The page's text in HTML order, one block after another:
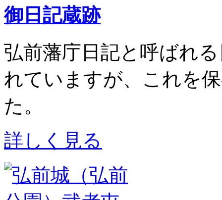
御日記蔵跡
弘前藩庁日記と呼ばれ
れていますが、これを
た。
詳しく見る